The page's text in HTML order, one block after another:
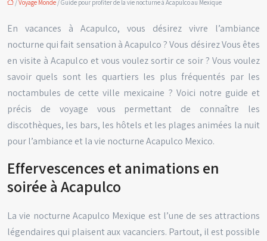
/Voyage Monde / Guide pour profiter de la vie nocturne à Acapulco au Mexique
En vacances à Acapulco, vous désirez vivre l’ambiance
nocturne qui fait sensation à Acapulco ? Vous désirez Vous êtes
en visite à Acapulco et vous voulez sortir ce soir ? Vous voulez
savoir quels sont les quartiers les plus fréquentés par les
noctambules de cette ville mexicaine ? Voici notre guide et
précis de voyage vous permettant de connaître les
discothèques, les bars, les hôtels et les plages animées la nuit
pour l’ambiance et la vie nocturne Acapulco Mexico.
Effervescences et animations en
soirée à Acapulco
La vie nocturne Acapulco Mexique est l’une de ses attractions
légendaires qui plaisent aux vacanciers. Partout, il est possible